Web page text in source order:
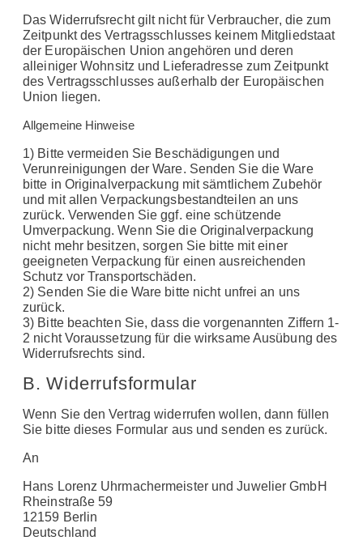
Das Widerrufsrecht gilt nicht für Verbraucher, die zum
Zeitpunkt des Vertragsschlusses keinem Mitgliedstaat
der Europäischen Union angehören und deren
alleiniger Wohnsitz und Lieferadresse zum Zeitpunkt
des Vertragsschlusses außerhalb der Europäischen
Union liegen.
Allgemeine Hinweise
1) Bitte vermeiden Sie Beschädigungen und
Verunreinigungen der Ware. Senden Sie die Ware
bitte in Originalverpackung mit sämtlichem Zubehör
und mit allen Verpackungsbestandteilen an uns
zurück. Verwenden Sie ggf. eine schützende
Umverpackung. Wenn Sie die Originalverpackung
nicht mehr besitzen, sorgen Sie bitte mit einer
geeigneten Verpackung für einen ausreichenden
Schutz vor Transportschäden.
2) Senden Sie die Ware bitte nicht unfrei an uns
zurück.
3) Bitte beachten Sie, dass die vorgenannten Ziffern 1-
2 nicht Voraussetzung für die wirksame Ausübung des
Widerrufsrechts sind.
B. Widerrufsformular
Wenn Sie den Vertrag widerrufen wollen, dann füllen
Sie bitte dieses Formular aus und senden es zurück.
An
Hans Lorenz Uhrmachermeister und Juwelier GmbH
Rheinstraße 59
12159 Berlin
Deutschland